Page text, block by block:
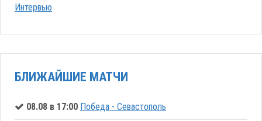
Интервью
БЛИЖАЙШИЕ МАТЧИ
08.08 в 17:00 Победа - Севастополь